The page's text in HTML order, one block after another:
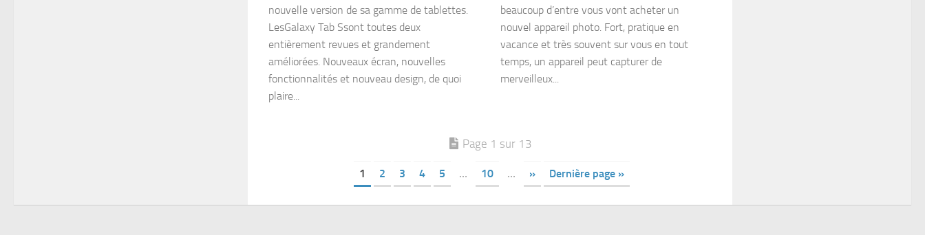
nouvelle version de sa gamme de tablettes.
LesGalaxy Tab Ssont toutes deux
entièrement revues et grandement
améliorées. Nouveaux écran, nouvelles
fonctionnalités et nouveau design, de quoi
plaire...
beaucoup d’entre vous vont acheter un
nouvel appareil photo. Fort, pratique en
vacance et très souvent sur vous en tout
temps, un appareil peut capturer de
merveilleux...
Page 1 sur 13
1 2 3 4 5 … 10 … » Dernière page »